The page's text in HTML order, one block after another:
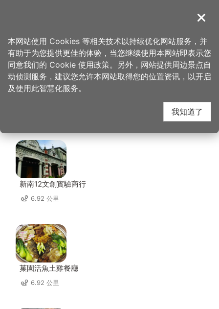
導覽
首页 > 想去的地方 > 美食、购物 > 豆麦私房菜(阿义农庄)
豆麦私房菜(阿义农庄)
周边店家
新南12文創實驗商行
6.92 公里
菓園活魚土雞餐廳
6.92 公里
关闭
本网站使用 Cookies 等相关技术以持续优化网站服务，并
有助于为您提供更佳的体验，当您继续使用本网站即表示您
同意我们的 Cookie 使用政策。另外，网站提供周边景点自
动侦测服务，建议您允许本网站取得您的位置资讯，以开启
及使用此智慧化服务。
我知道了